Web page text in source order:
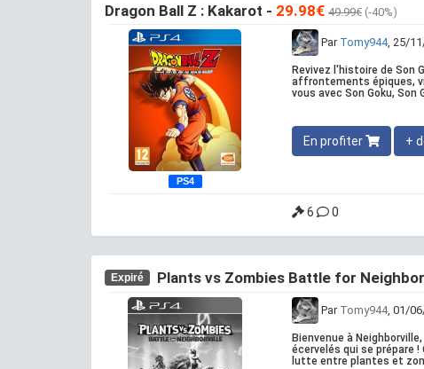
Dragon Ball Z : Kakarot - 29.98€ 49.99€ (-40%)
PS4
Par Tomy944, 25/
Revivez l'histoire de Son
affrontements épiques,
vous avec Son Goku,
En profiter +
6 0
Expiré Plants vs Zombies Battle for
Par Tomy944, 01/
Bienvenue à
écervelés qui se prépare
lutte entre plantes et